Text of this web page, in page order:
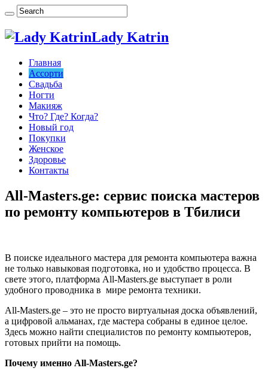
Lady Katrin
Главная
Ассорти
Свадьба
Ногти
Макияж
Что? Где? Когда?
Новый год
Покупки
Женское
Здоровье
Контакты
All-Masters.ge: сервис поиска мастеров
по ремонту компьютеров в Тбилиси
В поиске идеального мастера для ремонта компьютера важна
не только навыковая подготовка, но и удобство процесса. В
свете этого, платформа All-Masters.ge выступает в роли
удобного проводника в мире ремонта техники.
All-Masters.ge – это не просто виртуальная доска объявлений,
а цифровой альманах, где мастера собраны в единое целое.
Здесь можно найти специалистов по ремонту компьютеров,
готовых прийти на помощь.
Почему именно All-Masters.ge?